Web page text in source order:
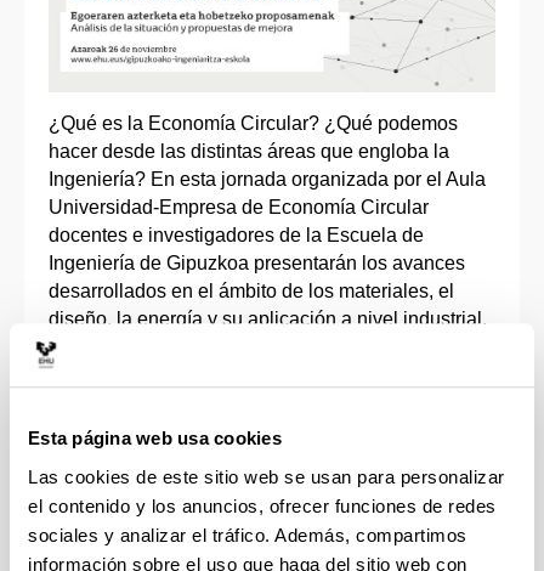
Esta página web usa cookies
Las cookies de este sitio web se usan para personalizar
el contenido y los anuncios, ofrecer funciones de redes
sociales y analizar el tráfico. Además, compartimos
información sobre el uso que haga del sitio web con
¿Qué es la Economía Circular? ¿Qué podemos
hacer desde las distintas áreas que engloba la
Ingeniería? En esta jornada organizada por el Aula
Universidad-Empresa de Economía Circular
docentes e investigadores de la Escuela de
Ingeniería de Gipuzkoa presentarán los avances
desarrollados en el ámbito de los materiales, el
diseño, la energía y su aplicación a nivel industrial.
Lugar: Salón de Grados de la Escuela de
Donostia/San Sebastián)